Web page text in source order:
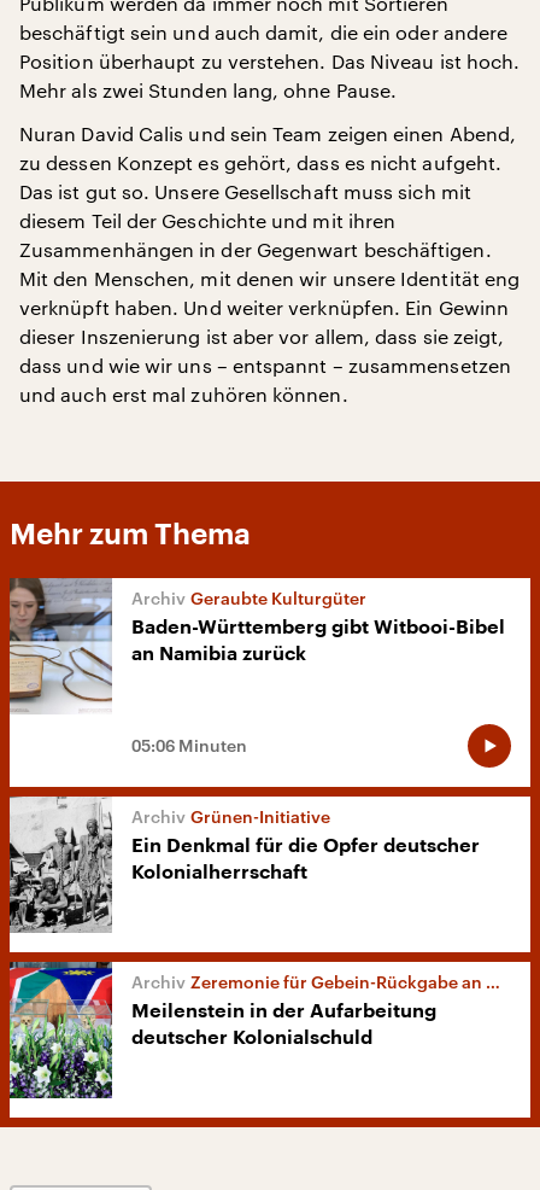
beschäftigt sein und auch damit, die ein oder andere
Position überhaupt zu verstehen. Das Niveau ist hoch.
Mehr als zwei Stunden lang, ohne Pause.
Nuran David Calis und sein Team zeigen einen Abend,
zu dessen Konzept es gehört, dass es nicht aufgeht.
Das ist gut so. Unsere Gesellschaft muss sich mit
diesem Teil der Geschichte und mit ihren
Zusammenhängen in der Gegenwart beschäftigen.
Mit den Menschen, mit denen wir unsere Identität eng
verknüpft haben. Und weiter verknüpfen. Ein Gewinn
dieser Inszenierung ist aber vor allem, dass sie zeigt,
dass und wie wir uns – entspannt – zusammensetzen
und auch erst mal zuhören können.
Mehr zum Thema
Geraubte Kulturgüter
Baden-Württemberg gibt Witbooi-Bibel
an Namibia zurück
05:06 Minuten
Grünen-Initiative
Ein Denkmal für die Opfer deutscher
Kolonialherrschaft
Zeremonie für Gebein-Rückgabe an Namibia
Meilenstein in der Aufarbeitung
deutscher Kolonialschuld